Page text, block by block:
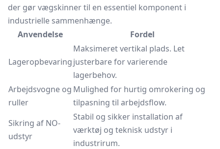
der gør vægskinner til en essentiel komponent i
industrielle sammenhænge.
Anvendelse
Fordel
Lageropbevaring
Maksimeret vertikal plads. Let
justerbare for varierende
lagerbehov.
Arbejdsvogne og
ruller
Mulighed for hurtig omrokering og
tilpasning til arbejdsflow.
Sikring af NO-
udstyr
Stabil og sikker installation af
værktøj og teknisk udstyr i
industrirum.